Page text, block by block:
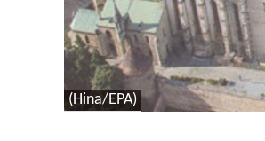
(Hina/EPA)